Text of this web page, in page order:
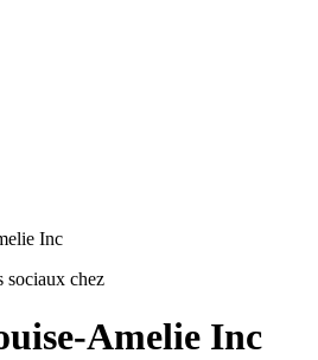
Inc
sociaux chez
Amelie Inc